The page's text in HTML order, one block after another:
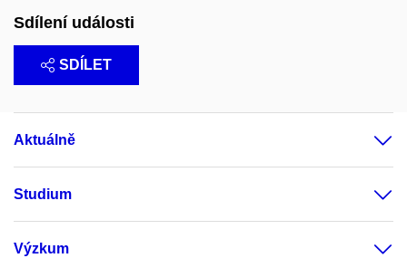
Sdílení události
SDÍLET
Aktuálně
Studium
Výzkum